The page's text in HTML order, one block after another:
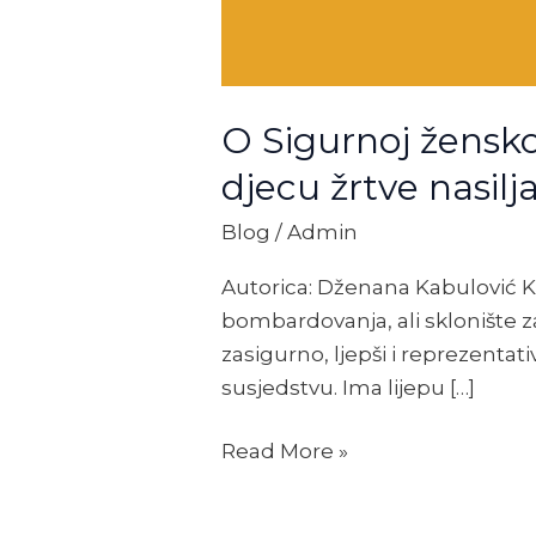
O Sigurnoj
djecu žrtve
Blog /Admin
Autorica: Dženana Kabulović
bombardovanja, ali sklonište
zasigurno, ljepši i
susjedstvu. Ima lijepu […]
Read More »